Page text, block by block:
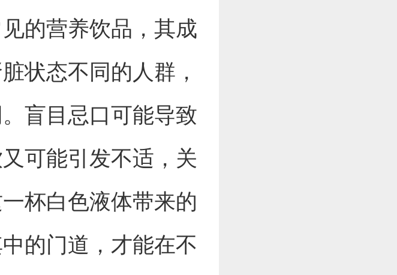
的营养饮品，其成
状态不同的人群，
盲目忌口可能导致
可能引发不适，关
杯白色液体带来的
的门道，才能在不